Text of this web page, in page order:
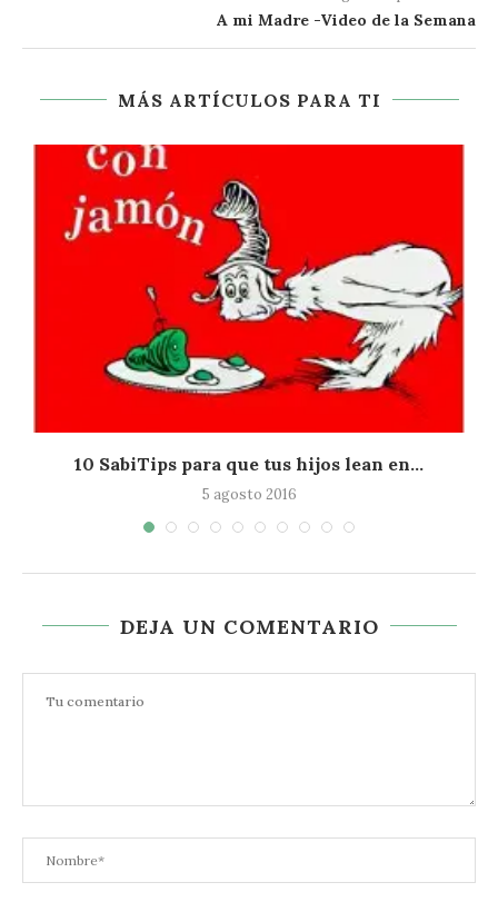
A mi Madre -Video de la Semana
MÁS ARTÍCULOS PARA TI
10 SabiTips para que tus hijos lean en...
5 agosto 2016
DEJA UN COMENTARIO